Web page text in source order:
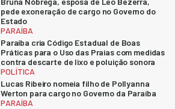
pede exoneração de cargo no Governo do
Estado
PARAÍBA
Paraíba cria Código Estadual de Boas
Práticas para o Uso das Praias com medidas
contra descarte de lixo e poluição sonora
POLÍTICA
Lucas Ribeiro nomeia filho de Pollyanna
Werton para cargo no Governo da Paraíba
PARAÍBA